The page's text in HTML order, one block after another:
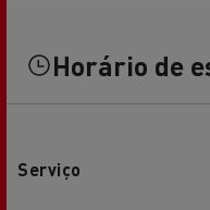
Horário de
Serviço